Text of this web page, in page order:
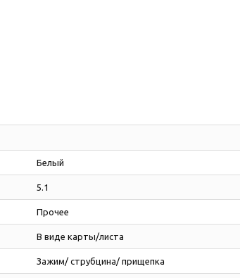
Белый
5.1
Прочее
В виде карты/листа
Зажим/ струбцина/ прищепка